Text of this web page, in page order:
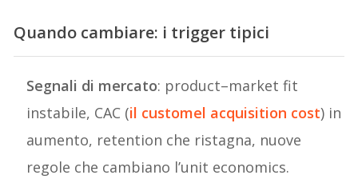
Quando cambiare: i trigger tipici
Segnali di mercato: product–market fit
instabile, CAC (il customel acquisition cost) in
aumento, retention che ristagna, nuove
regole che cambiano l’unit economics.